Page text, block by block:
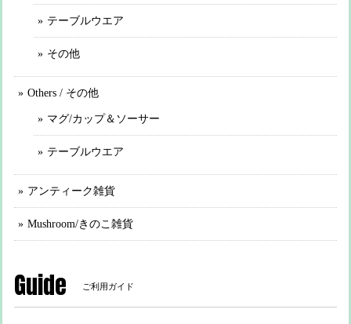
テーブルウエア
その他
Others / その他
マグ/カップ＆ソーサー
テーブルウエア
アンティーク雑貨
Mushroom/きのこ雑貨
Guide ご利用ガイド